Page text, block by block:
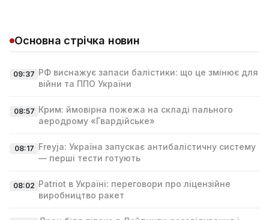
Основна стрічка новин
09:37 РФ виснажує запаси балістики: що це змінює для
війни та ППО України
08:57 Крим: ймовірна пожежа на складі пального
аеродрому «Гвардійське»
08:17 Freyja: Україна запускає антибалістичну систему
— перші тести готують
08:02 Patriot в Україні: переговори про ліцензійне
виробництво ракет